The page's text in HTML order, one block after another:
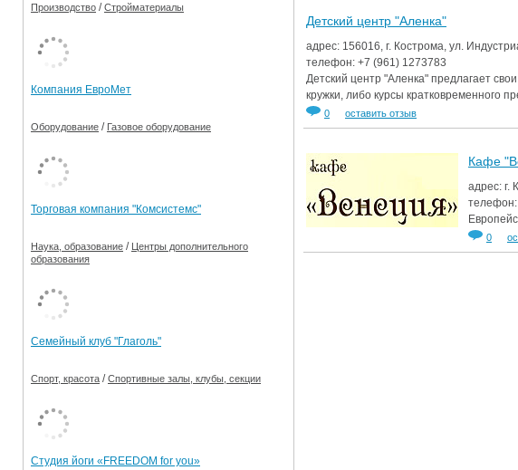
Детский центр "Аленка"
адрес: 156016, г. Кострома, ул.
телефон: +7 (961) 1273783
Детский центр "Аленка" предлагает
кружки, либо курсы кратковременного
0 оставить отзыв
Кафе
адрес: г.
телефон:
0
Производство /Стройматериалы
Компания ЕвроМет
Оборудование / Газовое оборудование
Торговая компания "Комсистемс"
Наука, образование / Центры дополнительного
образования
Семейный клуб "Глаголь"
Спорт, красота /Спортивные залы, клубы, секции
Студия йоги «FREEDOM for you»